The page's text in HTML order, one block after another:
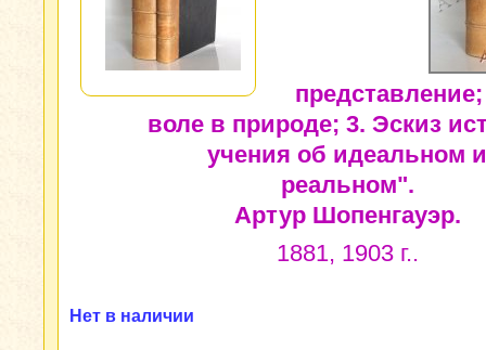
воле в природе; 3. Эскиз
учения об идеальном и
реальном".
Артур Шопенгауэр.
1881, 1903 г..
Нет в наличии